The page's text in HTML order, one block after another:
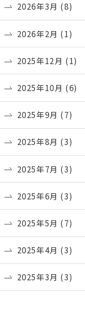
2026年3月 (8)
2026年2月 (1)
2025年12月 (1)
2025年10月 (6)
2025年9月 (7)
2025年8月 (3)
2025年7月 (3)
2025年6月 (3)
2025年5月 (7)
2025年4月 (3)
2025年3月 (3)